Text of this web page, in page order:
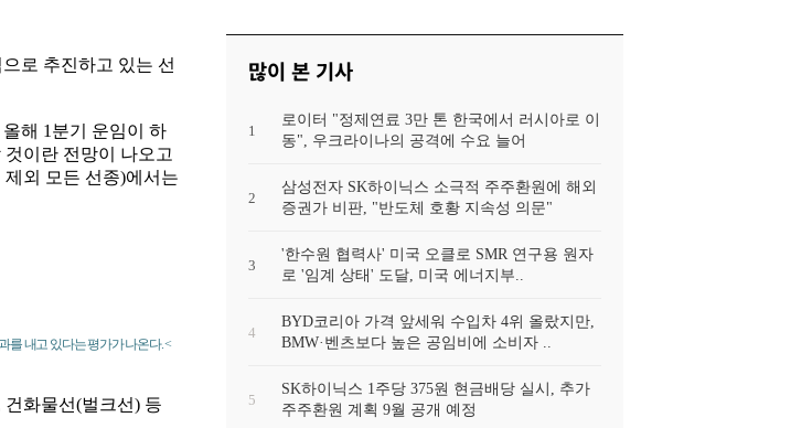
로 추진하고 있는 선
해 1분기 운임이 하
이란 전망이 나오고
외 모든 선종)에서는
를 내고 있다는 평가가 나온다. <
화물선(벌크선) 등
많이 본 기사
1
로이터 "정제연료 3만 톤 한국에서 러시아로 이
동", 우크라이나의 공격에 수요 늘어
2
삼성전자 SK하이닉스 소극적 주주환원에 해외
증권가 비판, "반도체 호황 지속성 의문"
3
'한수원 협력사' 미국 오클로 SMR 연구용 원자
로 '임계 상태' 도달, 미국 에너지부..
4
BYD코리아 가격 앞세워 수입차 4위 올랐지만,
BMW·벤츠보다 높은 공임비에 소비자 ..
5
SK하이닉스 1주당 375원 현금배당 실시, 추가
주주환원 계획 9월 공개 예정